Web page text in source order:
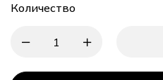
Количество